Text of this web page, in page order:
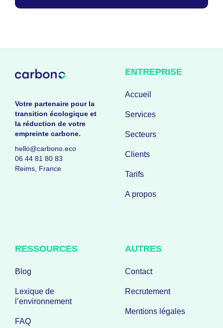
Votre partenaire pour la
transition écologique et
la réduction de votre
empreinte carbone.
hello@carbono.eco
06 44 81 80 83
Reims, France
ENTREPRISE
Accueil
Services
Secteurs
Clients
Tarifs
A propos
RESSOURCES
Blog
Lexique de
l’environnement
FAQ
AUTRES
Contact
Recrutement
Mentions légales